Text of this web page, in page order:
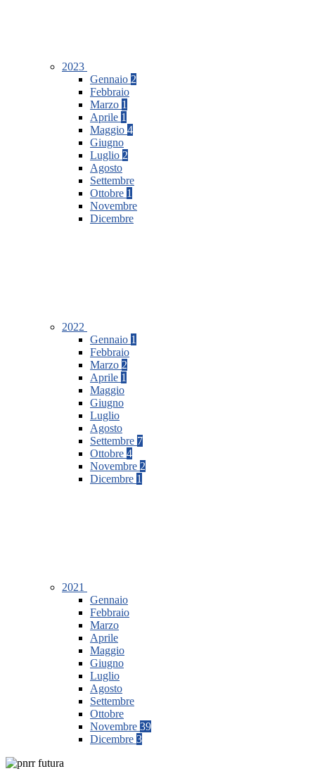
2023
Gennaio 2
Febbraio
Marzo 1
Aprile 1
Maggio 4
Giugno
Luglio 2
Agosto
Settembre
Ottobre 1
Novembre
Dicembre
2022
Gennaio 1
Febbraio
Marzo 2
Aprile 1
Maggio
Giugno
Luglio
Agosto
Settembre 7
Ottobre 4
Novembre 2
Dicembre 1
2021
Gennaio
Febbraio
Marzo
Aprile
Maggio
Giugno
Luglio
Agosto
Settembre
Ottobre
Novembre 39
Dicembre 3